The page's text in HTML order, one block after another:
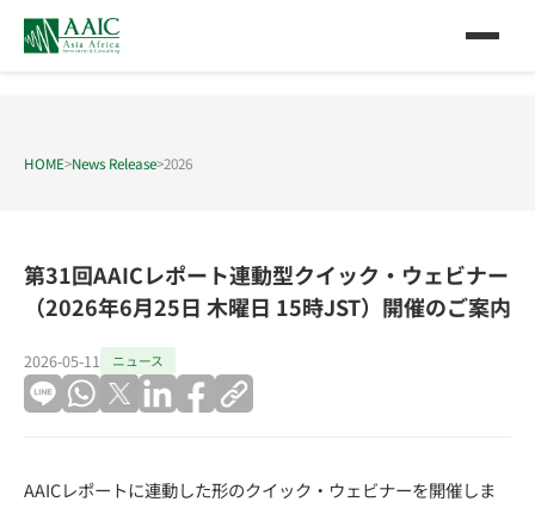
HOME>News Release>2026
第31回AAICレポート連動型クイック・ウェビナー
（2026年6月25日 木曜日 15時JST）開催のご案内
2026-05-11 ニュース
AAICレポートに連動した形のクイック・ウェビナーを開催しま